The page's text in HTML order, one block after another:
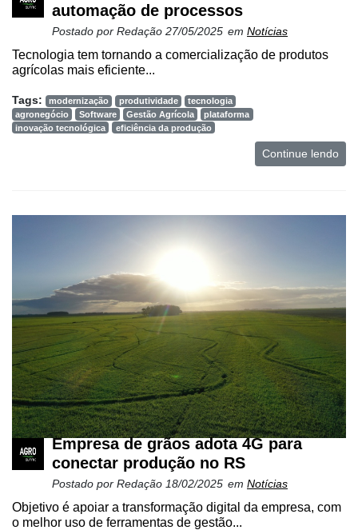
automação de processos
Postado por Redação 27/05/2025 em Notícias
Tecnologia tem tornando a comercialização de produtos
agrícolas mais eficiente...
Tags: modernização produtividade
tecnologia
agronegócio
Software Gestão Agrícola
plataforma
inovação tecnológica
eficiência da produção
Continue lendo
Empresa de grãos adota 4G para
conectar produção no RS
Postado por Redação 18/02/2025 em Notícias
Objetivo é apoiar a transformação digital da empresa, com
o melhor uso de ferramentas de gestão...